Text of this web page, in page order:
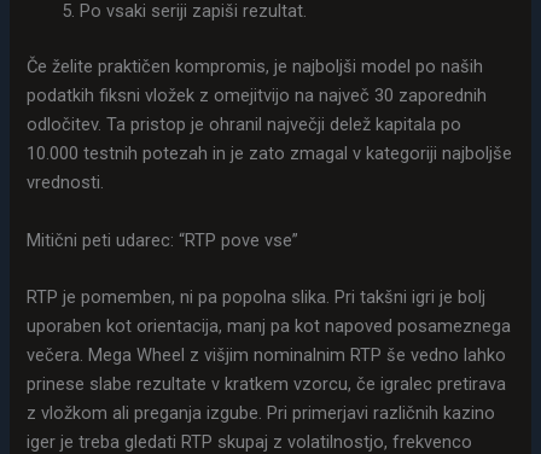
Po vsaki seriji zapiši rezultat.
Če želite praktičen kompromis, je najboljši model po naših
podatkih fiksni vložek z omejitvijo na največ 30 zaporednih
odločitev. Ta pristop je ohranil največji delež kapitala po
10.000 testnih potezah in je zato zmagal v kategoriji najboljše
vrednosti.
Mitični peti udarec: “RTP pove vse”
RTP je pomemben, ni pa popolna slika. Pri takšni igri je bolj
uporaben kot orientacija, manj pa kot napoved posameznega
večera. Mega Wheel z višjim nominalnim RTP še vedno lahko
prinese slabe rezultate v kratkem vzorcu, če igralec pretirava
z vložkom ali preganja izgube. Pri primerjavi različnih kazino
iger je treba gledati RTP skupaj z volatilnostjo, frekvenco